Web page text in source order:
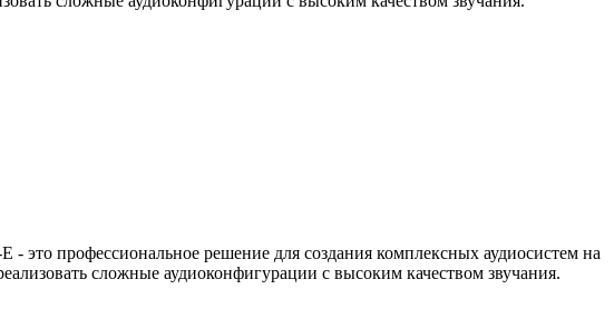
профессиональное решение для создания комплексных аудиосистем на
сложные аудиоконфигурации с высоким качеством звучания.